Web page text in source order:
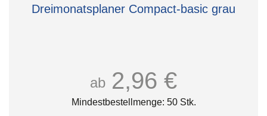
Dreimonatsplaner Compact-basic grau
ab 2,96 €
Mindestbestellmenge: 50 Stk.